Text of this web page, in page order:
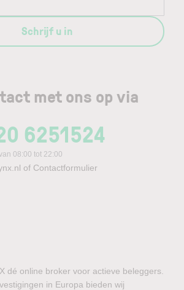
met ons op via
6251524
08:00 tot 22:00
of Contactformulier
Schrijf u in
dé online broker voor actieve beleggers.
in Europa bieden wij